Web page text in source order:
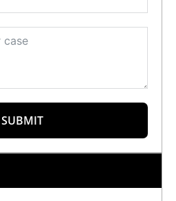
SUBMIT